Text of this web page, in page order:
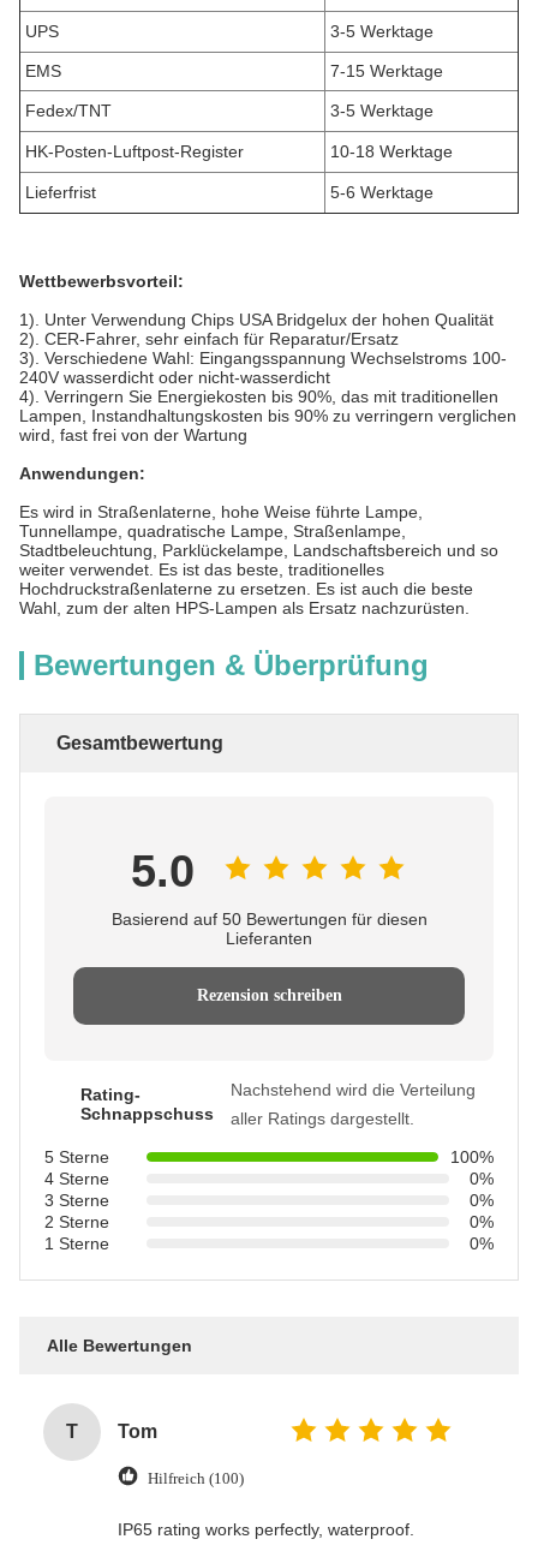
UPS 3-5 Werktage
EMS 7-15 Werktage
Fedex/TNT 3-5 Werktage
HK-Posten-Luftpost-Register 10-18 Werktage
Lieferfrist 5-6 Werktage
Wettbewerbsvorteil:
1). Unter Verwendung Chips USA Bridgelux der hohen Qualität
2). CER-Fahrer, sehr einfach für Reparatur/Ersatz
3). Verschiedene Wahl: Eingangsspannung Wechselstroms 100-
240V wasserdicht oder nicht-wasserdicht
4). Verringern Sie Energiekosten bis 90%, das mit traditionellen
Lampen, Instandhaltungskosten bis 90% zu verringern verglichen
wird, fast frei von der Wartung
Anwendungen:
Es wird in Straßenlaterne, hohe Weise führte Lampe,
Tunnellampe, quadratische Lampe, Straßenlampe,
Stadtbeleuchtung, Parklückelampe, Landschaftsbereich und so
weiter verwendet. Es ist das beste, traditionelles
Hochdruckstraßenlaterne zu ersetzen. Es ist auch die beste
Wahl, zum der alten HPS-Lampen als Ersatz nachzurüsten.
Bewertungen & Überprüfung
Gesamtbewertung
5.0
Basierend auf 50 Bewertungen für diesen
Lieferanten
Rezension schreiben
Rating-
Schnappschuss
Nachstehend wird die Verteilung
aller Ratings dargestellt.
5 Sterne
100%
4 Sterne
0%
3 Sterne
0%
2 Sterne
0%
1 Sterne
0%
Alle Bewertungen
T Tom
Hilfreich (100)
IP65 rating works perfectly, waterproof.